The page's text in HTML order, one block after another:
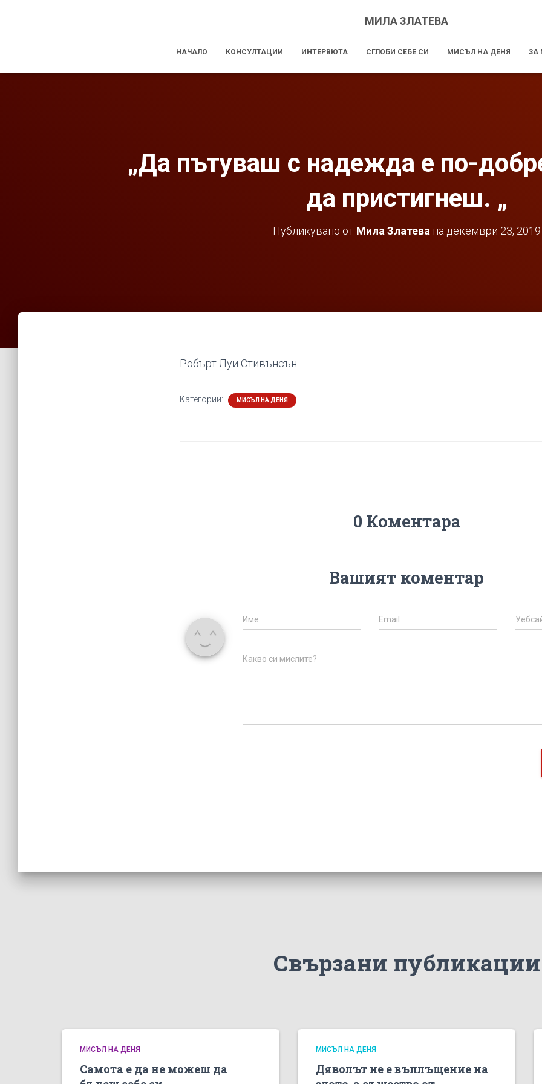
МИЛА ЗЛАТЕВА
НАЧАЛО КОНСУЛТАЦИИ ИНТЕРВЮТА СГЛОБИ СЕБЕ СИ МИСЪЛ НА ДЕНЯ ЗА
„Да пътуваш с надежда е по-
да пристигнеш. „
Публикувано от Мила Златева на декември 23, 2019
Робърт Луи Стивънсън
Категории: МИСЪЛ НА ДЕНЯ
0 Коментара
Вашият коментар
Име Email
Какво си мислите?
Свързани публикации
МИСЪЛ НА ДЕНЯ
Самота е да не можеш да
МИСЪЛ НА ДЕНЯ
Дяволът не е въплъщение на